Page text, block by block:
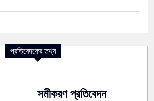
প্রতিবেদকের তথ্য
সমীকরণ প্রতিবেদন